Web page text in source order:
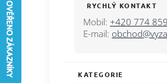
RYCHLÝ KONTAKT
Mobil: +420 774
E-mail:
Přeskočit
KATEGORIE